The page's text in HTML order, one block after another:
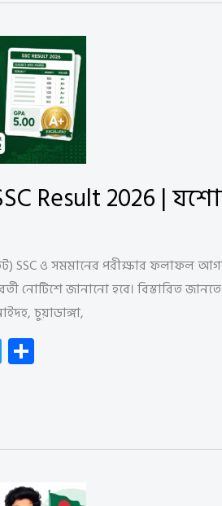
Result 2026 |
SSC ও সমমানের পরীক্ষার ফলাফল
নোটিশে জানানো হবে।
চুয়াডাঙ্গা,
T
wi